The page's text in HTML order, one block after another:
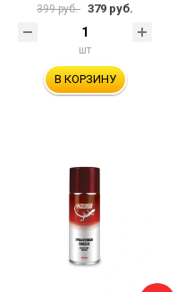
399 руб. 379 руб.
шт
В КОРЗИНУ